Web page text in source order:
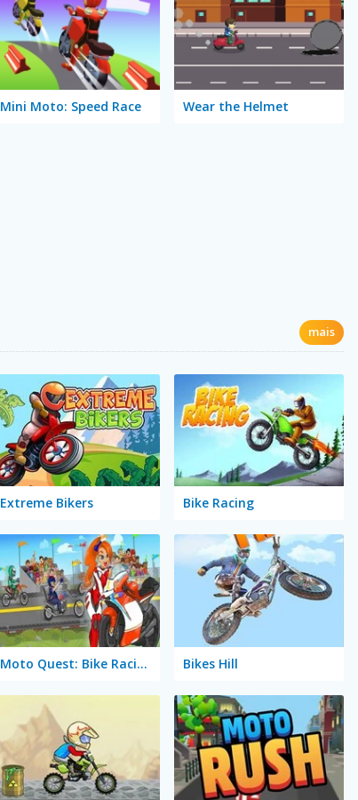
Mini Moto: Speed Race Wear the Helmet
mais
Extreme Bikers Bike Racing
Moto Quest: Bike Racing Bikes Hill